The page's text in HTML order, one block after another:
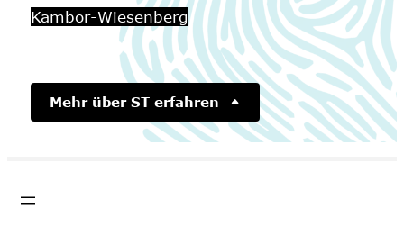
Kambor-Wiesenberg
Mehr über ST erfahren